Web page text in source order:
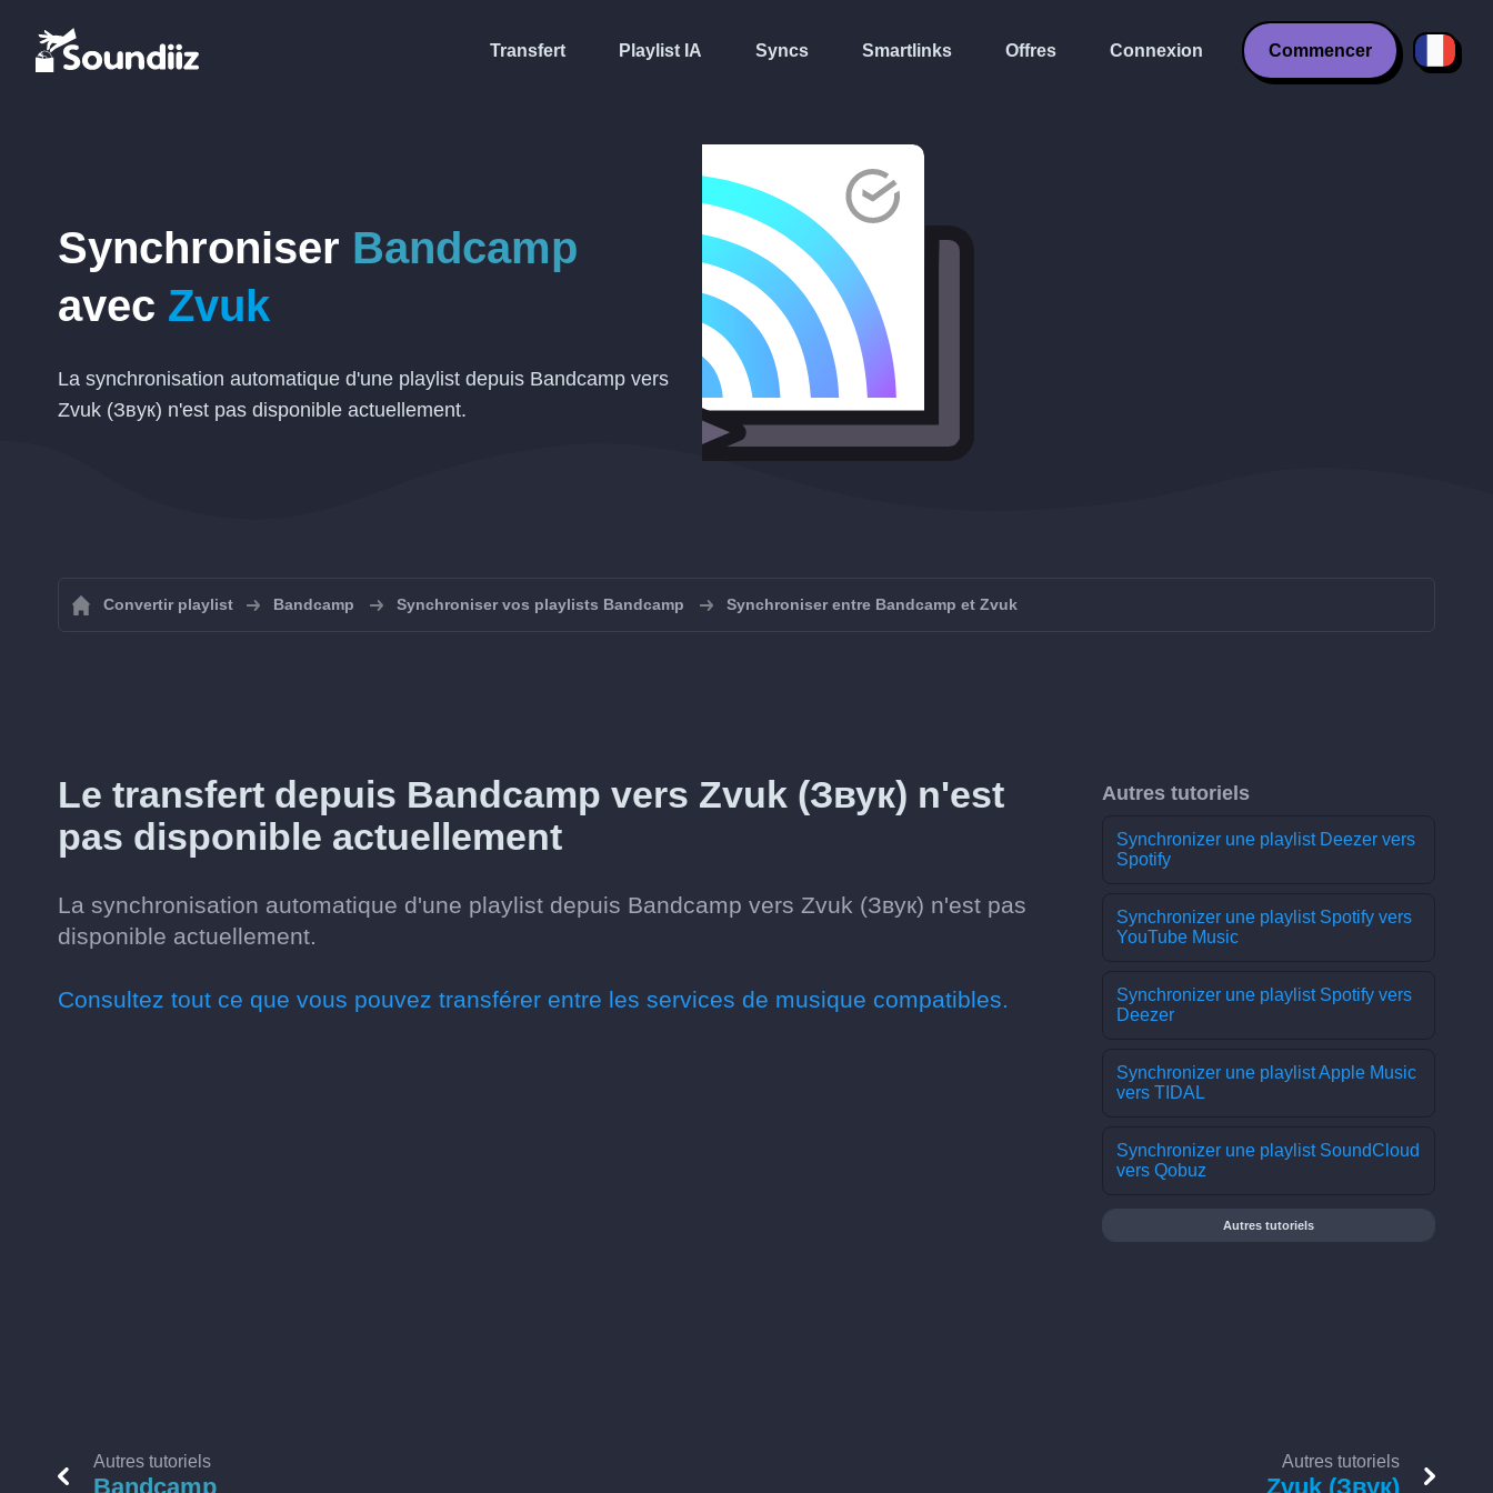
Transfert Playlist IA Syncs Smartlinks Offres Connexion Commencer
Synchroniser Bandcamp
avec Zvuk
La synchronisation automatique d'une playlist depuis Bandcamp vers
Zvuk (Звук) n'est pas disponible actuellement.
Convertir playlist Bandcamp Synchroniser vos playlists Bandcamp Synchroniser entre Bandcamp et Zvuk
Le transfert depuis Bandcamp vers Zvuk (Звук) n'est
pas disponible actuellement
La synchronisation automatique d'une playlist depuis Bandcamp vers Zvuk (Звук) n'est pas
disponible actuellement.
Consultez tout ce que vous pouvez transférer entre les services de musique compatibles.
Autres tutoriels
Synchronizer une playlist Deezer vers
Spotify
Synchronizer une playlist Spotify vers
YouTube Music
Synchronizer une playlist Spotify vers
Deezer
Synchronizer une playlist Apple Music
vers TIDAL
Synchronizer une playlist SoundCloud
vers Qobuz
Autres tutoriels
Autres tutoriels
Bandcamp
Autres tutoriels
Zvuk (Звук)